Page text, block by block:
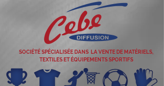
SOCIÉTÉ SPÉCIALISÉE DANS LA VENTE DE MATÉRIELS,
TEXTILES ET ÉQUIPEMENTS SPORTIFS